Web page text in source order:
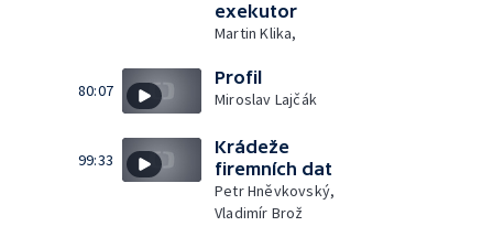
exekutor
Martin Klika,
80:07
Profil
Miroslav Lajčák
99:33
Krádeže
firemních dat
Petr Hněvkovský,
Vladimír Brož